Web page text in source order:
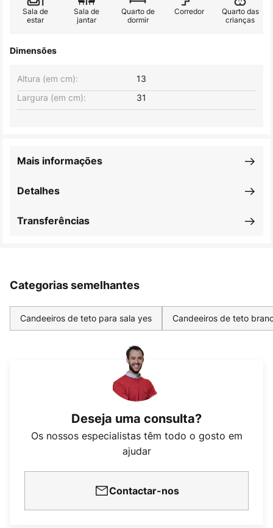
Sala de
estar
Sala de
jantar
Quarto de
dormir
Corredor
Quarto das
crianças
Dimensões
Largura (em cm): 31
Altura (em cm): 13
Detalhes
Mais informações
Transferências
Categorias semelhantes
Candeeiros de teto para sala yes Candeeiros de teto
Deseja uma consulta?
Os nossos especialistas têm todo o gosto em
ajudar
Contactar-nos